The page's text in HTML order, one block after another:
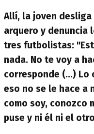
Allí, la joven
arquero y denuncia
tres futbolistas:
nada. No te voy a
corresponde (...) Lo
eso no se le hace a
como soy, conozco
puse y ni él ni el